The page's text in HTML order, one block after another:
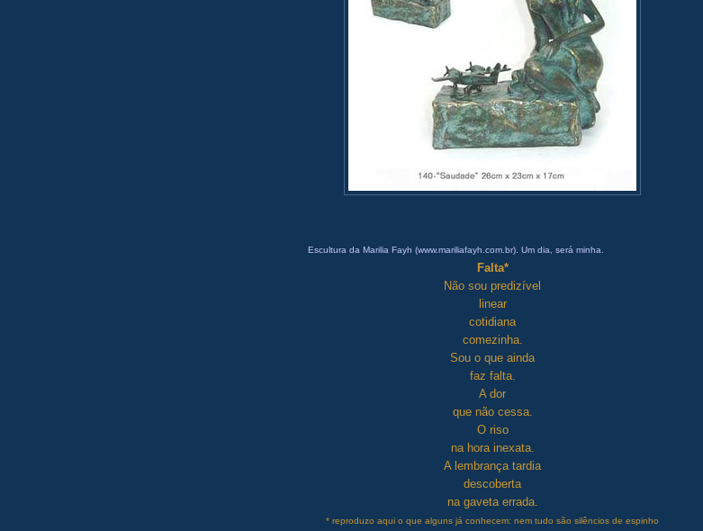
Escultura da Marilia Fayh (www.mariliafayh.com.br). Um dia, será minha.
Falta*
Não sou predizível
linear
cotidiana
comezinha.
Sou o que ainda
faz falta.
A dor
que não cessa.
O riso
na hora inexata.
A lembrança tardia
descoberta
na gaveta errada.
* reproduzo aqui o que alguns já conhecem: nem tudo são silêncios de espinho